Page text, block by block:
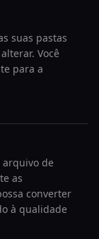
suas pastas
Você
para a
arquivo de
as
converter
à qualidade